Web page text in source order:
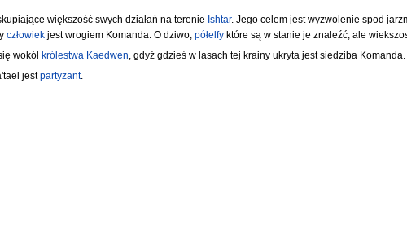
skupiające większość swych działań na terenie Ishtar. Jego celem jest wyzwolenie spod
człowiek jest wrogiem Komanda. O dziwo, półelfy które są w stanie je znaleźć, ale
wokół królestwa Kaedwen, gdyż gdzieś w lasach tej krainy ukryta jest siedziba Komanda.
jestpartyzant.